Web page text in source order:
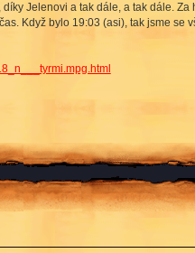
Jelenovi a tak dále, a tak dále.
Když bylo 19:03 (asi), tak jsme se